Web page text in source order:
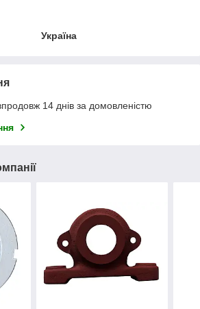
Україна
14 днів за домовленістю